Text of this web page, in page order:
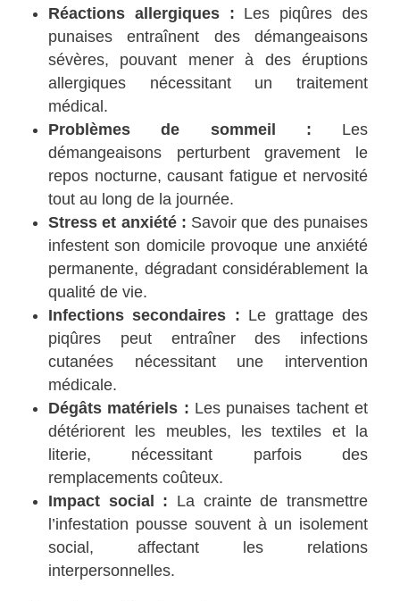
Réactions allergiques : Les piqûres des
punaises entraînent des démangeaisons
sévères, pouvant mener à des éruptions
allergiques nécessitant un traitement
médical.
Problèmes de sommeil : Les
démangeaisons perturbent gravement le
repos nocturne, causant fatigue et nervosité
tout au long de la journée.
Stress et anxiété : Savoir que des punaises
infestent son domicile provoque une anxiété
permanente, dégradant considérablement la
qualité de vie.
Infections secondaires : Le grattage des
piqûres peut entraîner des infections
cutanées nécessitant une intervention
médicale.
Dégâts matériels : Les punaises tachent et
détériorent les meubles, les textiles et la
literie, nécessitant parfois des
remplacements coûteux.
Impact social : La crainte de transmettre
l’infestation pousse souvent à un isolement
social, affectant les relations
interpersonnelles.